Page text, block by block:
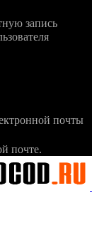
запись
почты
почте.